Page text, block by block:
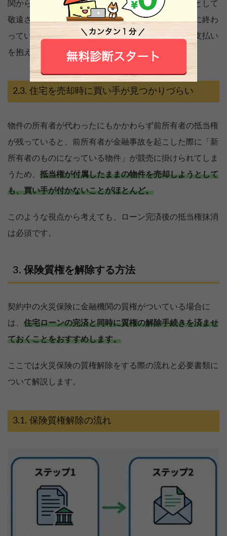
関から「多重債務者またはその見込みがあるもの」として
敬遠されることが多いため、住宅ローンの返済が既に終わ
っているのであればすぐに抵当権を抹消し、ローン支払い
を抱えていないことを証明しましょう。
住宅を売却時に買い手が見つかりづらい
物件の所有者が代わったにもかかわらず前所有者の抵当権
が残っていると、前所有者が金融事故を起こした際に「新
所有者のものになっている物件」が競売に掛けられてしま
うため、 抵当権が付属したままの物件を売却しようとして
も、買い手が付かないことがほとんど。
このような視点から考えても、ローン完済後の抵当権抹消
は必須です。
保険質権を解除する方法
契約中の火災保険に金融機関の質権がついている場合に
は、 住宅ローンの完済と同時に質権の解除手続きを済ませ
ておくことをおすすめします。
ここでは火災保険の質権解除をする際の流れと必要書類に
ついて解説します。
保険質権解除の流れ